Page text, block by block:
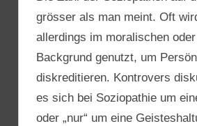
grösser als man meint. Oft
allerdings im moralischen
Backgrund genutzt, um
diskreditieren. Kontrovers
es sich bei Soziopathie um
oder „nur“ um eine